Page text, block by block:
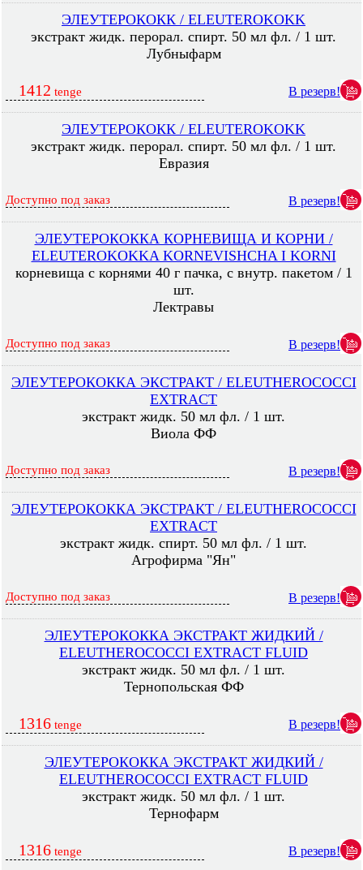
ЭЛЕУТЕРОКОКК / ELEUTEROKOKK
экстракт жидк. перорал. спирт. 50 мл фл. / 1 шт.
Лубныфарм
1412 tenge В резерв!
ЭЛЕУТЕРОКОКК / ELEUTEROKOKK
экстракт жидк. перорал. спирт. 50 мл фл. / 1 шт.
Евразия
Доступно под заказ В резерв!
ЭЛЕУТЕРОКОККА КОРНЕВИЩА И КОРНИ /
ELEUTEROKOKKA KORNEVISHCHA I KORNI
корневища с корнями 40 г пачка, с внутр. пакетом / 1
шт.
Лектравы
Доступно под заказ В резерв!
ЭЛЕУТЕРОКОККА ЭКСТРАКТ / ELEUTHEROCOCCI
EXTRACT
экстракт жидк. 50 мл фл. / 1 шт.
Виола ФФ
Доступно под заказ В резерв!
ЭЛЕУТЕРОКОККА ЭКСТРАКТ / ELEUTHEROCOCCI
EXTRACT
экстракт жидк. спирт. 50 мл фл. / 1 шт.
Агрофирма "Ян"
Доступно под заказ В резерв!
ЭЛЕУТЕРОКОККА ЭКСТРАКТ ЖИДКИЙ /
ELEUTHEROCOCCI EXTRACT FLUID
экстракт жидк. 50 мл фл. / 1 шт.
Тернопольская ФФ
1316 tenge В резерв!
ЭЛЕУТЕРОКОККА ЭКСТРАКТ ЖИДКИЙ /
ELEUTHEROCOCCI EXTRACT FLUID
экстракт жидк. 50 мл фл. / 1 шт.
Тернофарм
1316 tenge В резерв!